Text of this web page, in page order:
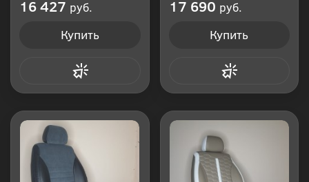
16 427 руб.
Купить
17 690 руб.
Купить